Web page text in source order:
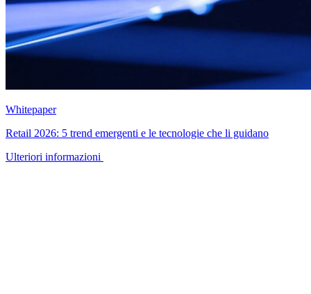
Whitepaper
Retail 2026: 5 trend emergenti e le tecnologie che li guidano
Ulteriori informazioni